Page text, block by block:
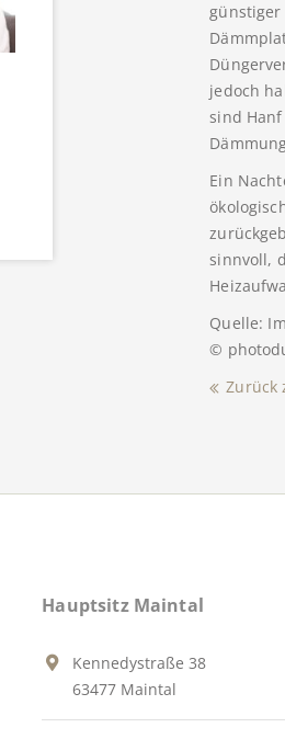
günstiger
jedoch
sind
Ein
sinnvoll,
Quelle:
©
Zurück
Hauptsitz Maintal
Kennedystraße 38
63477 Maintal